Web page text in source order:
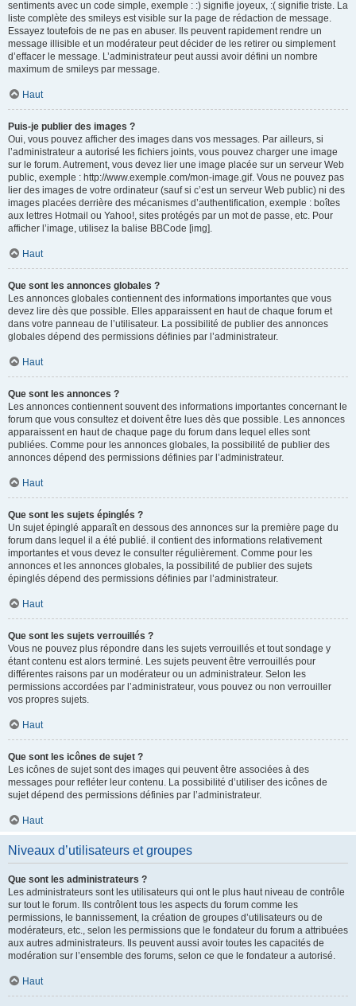
sentiments avec un code simple, exemple : :) signifie joyeux, :( signifie triste. La
liste complète des smileys est visible sur la page de rédaction de message.
Essayez toutefois de ne pas en abuser. Ils peuvent rapidement rendre un
message illisible et un modérateur peut décider de les retirer ou simplement
d’effacer le message. L’administrateur peut aussi avoir défini un nombre
maximum de smileys par message.
Haut
Puis-je publier des images ?
Oui, vous pouvez afficher des images dans vos messages. Par ailleurs, si
l’administrateur a autorisé les fichiers joints, vous pouvez charger une image
sur le forum. Autrement, vous devez lier une image placée sur un serveur Web
public, exemple : http://www.exemple.com/mon-image.gif. Vous ne pouvez pas
lier des images de votre ordinateur (sauf si c’est un serveur Web public) ni des
images placées derrière des mécanismes d’authentification, exemple : boîtes
aux lettres Hotmail ou Yahoo!, sites protégés par un mot de passe, etc. Pour
afficher l’image, utilisez la balise BBCode [img].
Haut
Que sont les annonces globales ?
Les annonces globales contiennent des informations importantes que vous
devez lire dès que possible. Elles apparaissent en haut de chaque forum et
dans votre panneau de l’utilisateur. La possibilité de publier des annonces
globales dépend des permissions définies par l’administrateur.
Haut
Que sont les annonces ?
Les annonces contiennent souvent des informations importantes concernant le
forum que vous consultez et doivent être lues dès que possible. Les annonces
apparaissent en haut de chaque page du forum dans lequel elles sont
publiées. Comme pour les annonces globales, la possibilité de publier des
annonces dépend des permissions définies par l’administrateur.
Haut
Que sont les sujets épinglés ?
Un sujet épinglé apparaît en dessous des annonces sur la première page du
forum dans lequel il a été publié. il contient des informations relativement
importantes et vous devez le consulter régulièrement. Comme pour les
annonces et les annonces globales, la possibilité de publier des sujets
épinglés dépend des permissions définies par l’administrateur.
Haut
Que sont les sujets verrouillés ?
Vous ne pouvez plus répondre dans les sujets verrouillés et tout sondage y
étant contenu est alors terminé. Les sujets peuvent être verrouillés pour
différentes raisons par un modérateur ou un administrateur. Selon les
permissions accordées par l’administrateur, vous pouvez ou non verrouiller
vos propres sujets.
Haut
Que sont les icônes de sujet ?
Les icônes de sujet sont des images qui peuvent être associées à des
messages pour refléter leur contenu. La possibilité d’utiliser des icônes de
sujet dépend des permissions définies par l’administrateur.
Haut
Niveaux d’utilisateurs et groupes
Que sont les administrateurs ?
Les administrateurs sont les utilisateurs qui ont le plus haut niveau de contrôle
sur tout le forum. Ils contrôlent tous les aspects du forum comme les
permissions, le bannissement, la création de groupes d’utilisateurs ou de
modérateurs, etc., selon les permissions que le fondateur du forum a attribuées
aux autres administrateurs. Ils peuvent aussi avoir toutes les capacités de
modération sur l’ensemble des forums, selon ce que le fondateur a autorisé.
Haut